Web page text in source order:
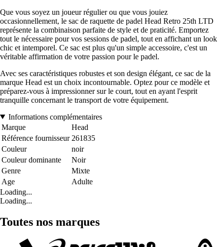
Que vous soyez un joueur régulier ou que vous jouiez
occasionnellement, le sac de raquette de padel Head Retro 25th LTD
représente la combinaison parfaite de style et de praticité. Emportez
tout le nécessaire pour vos sessions de padel, tout en affichant un look
chic et intemporel. Ce sac est plus qu'un simple accessoire, c'est un
véritable affirmation de votre passion pour le padel.
Avec ses caractéristiques robustes et son design élégant, ce sac de la
marque Head est un choix incontournable. Optez pour ce modèle et
préparez-vous à impressionner sur le court, tout en ayant l'esprit
tranquille concernant le transport de votre équipement.
Informations complémentaires
Marque
Head
Référence fournisseur 261835
Couleur
noir
Couleur dominante
Noir
Genre
Mixte
Age
Adulte
Loading...
Loading...
Toutes nos marques